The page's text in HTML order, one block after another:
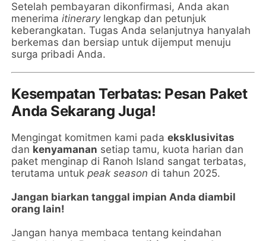
Setelah pembayaran dikonfirmasi, Anda akan
menerimaitinerarylengkap dan petunjuk
keberangkatan. Tugas Anda selanjutnya hanyalah
berkemas dan bersiap untuk dijemput menuju
surga pribadi Anda.
Kesempatan Terbatas: Pesan Paket
Anda Sekarang Juga!
Mengingat komitmen kami padaeksklusivitas
dan kenyamanan setiap tamu, kuota harian dan
paket menginap di Ranoh Island sangat terbatas,
terutama untukpeak season di tahun 2025.
Jangan biarkan tanggal impian Anda diambil
orang lain!
Jangan hanya membaca tentang keindahan